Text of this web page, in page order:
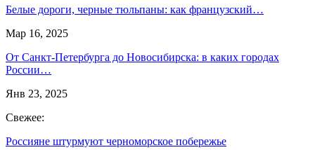
Белые дороги, черные тюльпаны: как французский…
Мар 16, 2025
От Санкт-Петербурга до Новосибирска: в каких городах
России…
Янв 23, 2025
Свежее:
Россияне штурмуют черноморское побережье